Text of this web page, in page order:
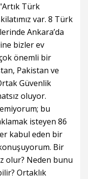
Türk
var. 8 Türk
Ankara’da
bizler ev
önemli bir
Pakistan ve
Güvenlik
oluyor.
bu
isteyen 86
kabul eden bir
Bir
olur? Neden bunu
Ortaklık